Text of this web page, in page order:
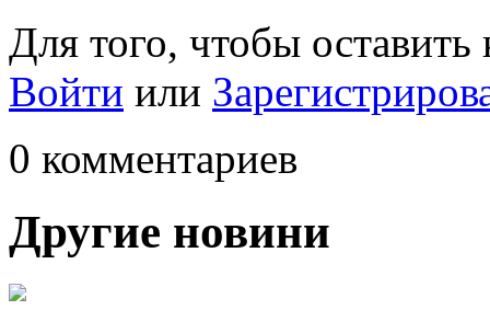
Для того, чтобы
Войти или
0 комментариев
Другие новини